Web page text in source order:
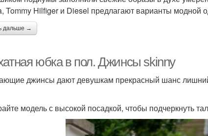
Tommy Hilfiger и Diesel предлагают варианты
дальше →
юбка в пол. Джинсы skinny
джинсы дают девушкам прекрасный шанс
модель с высокой посадкой, чтобы подчеркнуть